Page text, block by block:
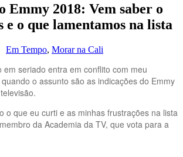
Emmy 2018: Vem saber o
e o que lamentamos na lista
Em Tempo, Morar na Cali
em seriado entra em conflito com meu
o assunto são as indicações do Emmy
o que eu curti e as minhas frustrações na lista
da Academia da TV, que vota para a